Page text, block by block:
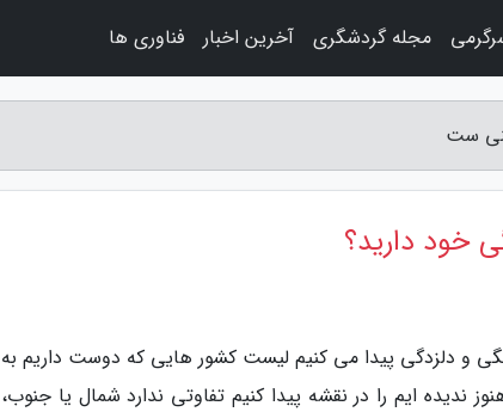
ست
خود دارید؟
و دلزدگی پیدا می کنیم لیست کشور هایی که دوست داریم به
ندیده ایم را در نقشه پیدا کنیم تفاوتی ندارد شمال یا جنوب،
مجله گردشگری آخرین اخبار فناوری ها